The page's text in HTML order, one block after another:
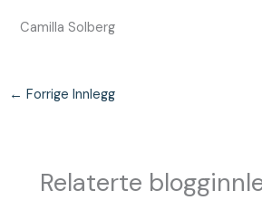
Camilla Solberg
← Forrige Innlegg
Relaterte